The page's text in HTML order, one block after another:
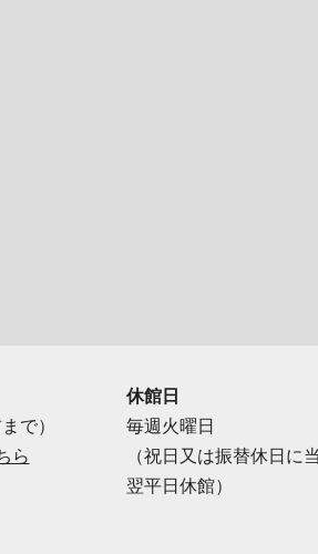
で）
ら
休館日
毎週火曜日
（祝日又は振替休日に
翌平日休館）